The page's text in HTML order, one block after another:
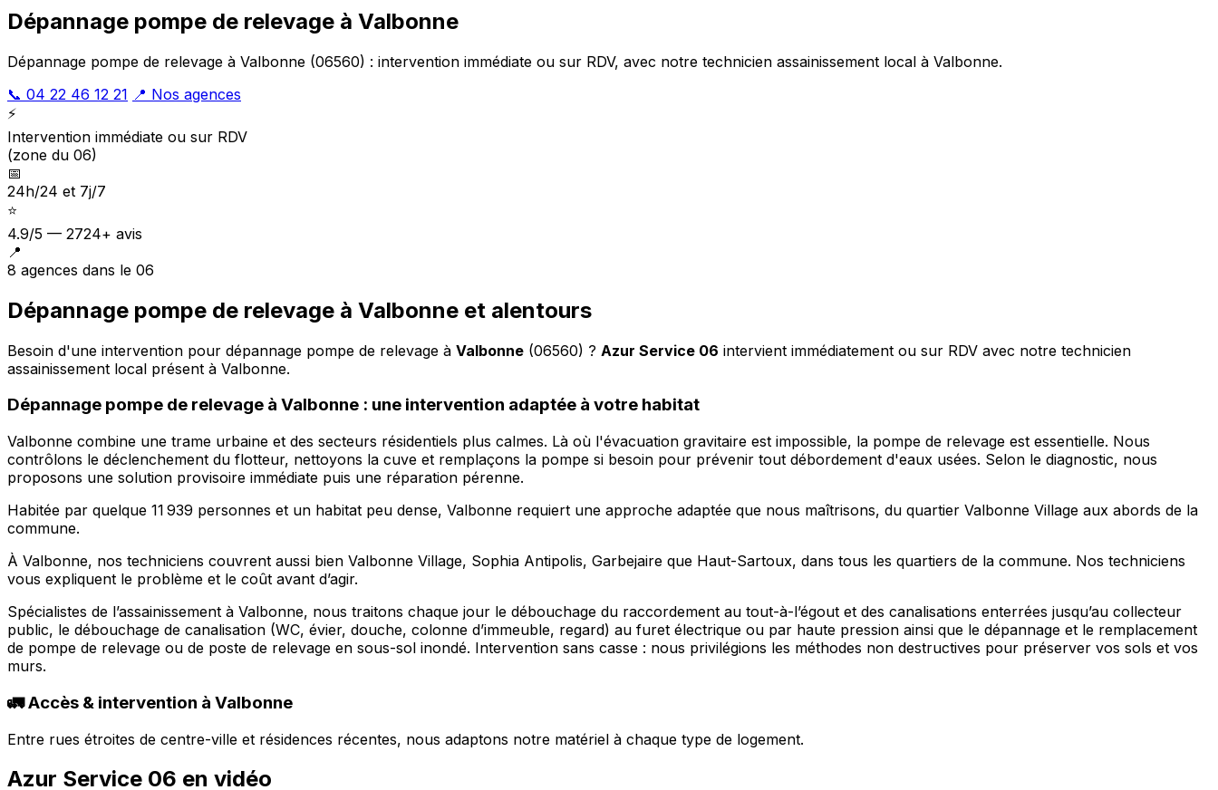
Dépannage pompe de relevage à Valbonne
Dépannage pompe de relevage à Valbonne (06560) : intervention immédiate ou sur RDV, avec notre technicien assainissement local à Valbonne.
📞 04 22 46 12 21 📍 Nos agences
⚡
Intervention immédiate ou sur RDV
(zone du 06)
📅
24h/24 et 7j/7
⭐
4.9/5 — 2724+ avis
📍
8 agences dans le 06
Dépannage pompe de relevage à Valbonne et alentours
Besoin d'une intervention pour dépannage pompe de relevage à Valbonne (06560) ? Azur Service 06 intervient immédiatement ou sur RDV avec notre technicien
assainissement local présent à Valbonne.
Dépannage pompe de relevage à Valbonne : une intervention adaptée à votre habitat
Valbonne combine une trame urbaine et des secteurs résidentiels plus calmes. Là où l'évacuation gravitaire est impossible, la pompe de relevage est essentielle. Nous
contrôlons le déclenchement du flotteur, nettoyons la cuve et remplaçons la pompe si besoin pour prévenir tout débordement d'eaux usées. Selon le diagnostic, nous
proposons une solution provisoire immédiate puis une réparation pérenne.
Habitée par quelque 11 939 personnes et un habitat peu dense, Valbonne requiert une approche adaptée que nous maîtrisons, du quartier Valbonne Village aux abords de la
commune.
À Valbonne, nos techniciens couvrent aussi bien Valbonne Village, Sophia Antipolis, Garbejaire que Haut-Sartoux, dans tous les quartiers de la commune. Nos techniciens
vous expliquent le problème et le coût avant d’agir.
Spécialistes de l’assainissement à Valbonne, nous traitons chaque jour le débouchage du raccordement au tout-à-l’égout et des canalisations enterrées jusqu’au collecteur
public, le débouchage de canalisation (WC, évier, douche, colonne d’immeuble, regard) au furet électrique ou par haute pression ainsi que le dépannage et le remplacement
de pompe de relevage ou de poste de relevage en sous-sol inondé. Intervention sans casse : nous privilégions les méthodes non destructives pour préserver vos sols et vos
murs.
🚛 Accès & intervention à Valbonne
Entre rues étroites de centre-ville et résidences récentes, nous adaptons notre matériel à chaque type de logement.
Azur Service 06 en vidéo